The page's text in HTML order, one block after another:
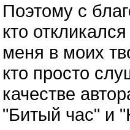
Поэтому с
кто
меня в моих
кто просто
качестве
"Битый час" и